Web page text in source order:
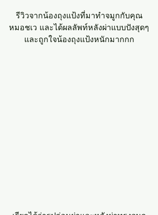
รีวิวจากน้องถุงแป้งที่มาทำจมูกกับคุณ
หมอชเว และได้ผลลัพท์หลังผ่าแบบปังสุดๆ
และถูกใจน้องถุงแป้งหนักมากกก